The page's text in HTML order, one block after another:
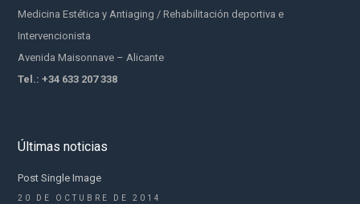
Medicina Estética y Antiaging / Rehabilitación deportiva e
Intervencionista
Avenida Maisonnave – Alicante
Tel.: +34 633 207 338
Últimas noticias
Post Single Image
20 DE OCTUBRE DE 2014